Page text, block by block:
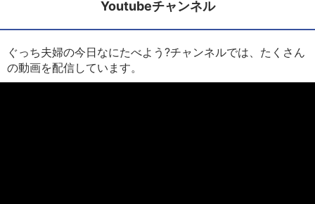
Youtubeチャンネル
ぐっち夫婦の今日なにたべよう?チャンネルでは、たくさん
の動画を配信しています。